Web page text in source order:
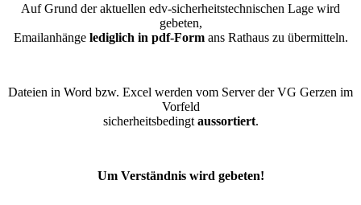
Auf Grund der aktuellen edv-sicherheitstechnischen Lage wird
gebeten,
Emailanhänge lediglich in pdf-Formans Rathaus zu übermitteln.
Dateien in Word bzw. Excel werden vom Server der VG Gerzen im
Vorfeld
sicherheitsbedingt aussortiert.
Um Verständnis wird gebeten!